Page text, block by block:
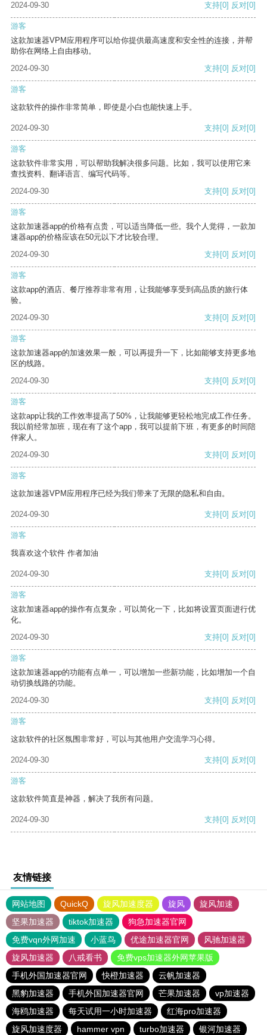
2024-09-30 支持[0] 反对[0]
游客
这款加速器VPM应用程序可以给你提供最高速度和安全性的连接，并帮
助你在网络上自由移动。
2024-09-30
支持[0] 反对[0]
游客
这款软件的操作非常简单，即使是小白也能快速上手。
2024-09-30 支持[0] 反对[0]
游客
这款软件非常实用，可以帮助我解决很多问题。比如，我可以使用它来
查找资料、翻译语言、编写代码等。
2024-09-30
支持[0] 反对[0]
游客
这款加速器app的价格有点贵，可以适当降低一些。我个人觉得，一款加
速器app的价格应该在50元以下才比较合理。
2024-09-30
支持[0] 反对[0]
游客
这款app的酒店、餐厅推荐非常有用，让我能够享受到高品质的旅行体
验。
2024-09-30
支持[0] 反对[0]
游客
这款加速器app的加速效果一般，可以再提升一下，比如能够支持更多地
区的线路。
2024-09-30
支持[0] 反对[0]
游客
这款app让我的工作效率提高了50%，让我能够更轻松地完成工作任务。
我以前经常加班，现在有了这个app，我可以提前下班，有更多的时间陪
伴家人。
2024-09-30
支持[0] 反对[0]
游客
这款加速器VPM应用程序已经为我们带来了无限的隐私和自由。
2024-09-30 支持[0] 反对[0]
游客
我喜欢这个软件 作者加油
2024-09-30 支持[0] 反对[0]
游客
这款加速器app的操作有点复杂，可以简化一下，比如将设置页面进行优
化。
2024-09-30
支持[0] 反对[0]
游客
这款加速器app的功能有点单一，可以增加一些新功能，比如增加一个自
动切换线路的功能。
2024-09-30
支持[0] 反对[0]
游客
这款软件的社区氛围非常好，可以与其他用户交流学习心得。
2024-09-30 支持[0] 反对[0]
游客
这款软件简直是神器，解决了我所有问题。
2024-09-30 支持[0] 反对[0]
友情链接
网站地图 QuickQ 旋风加速度器 旋风
旋风加速
坚果加速器
tiktok加速器
狗急加速器官网
免费vqn外网加速
小蓝鸟 优途加速器官网
风驰加速器
旋风加速器
八戒看书
免费vps加速器外网苹果版
手机外国加速器官网
快橙加速器
云帆加速器
黑豹加速器
手机外国加速器官网 芒果加速器
vp加速器
海鸥加速器
每天试用一小时加速器
红海pro加速器
旋风加速度器
hammer vpn turbo加速器 银河加速器